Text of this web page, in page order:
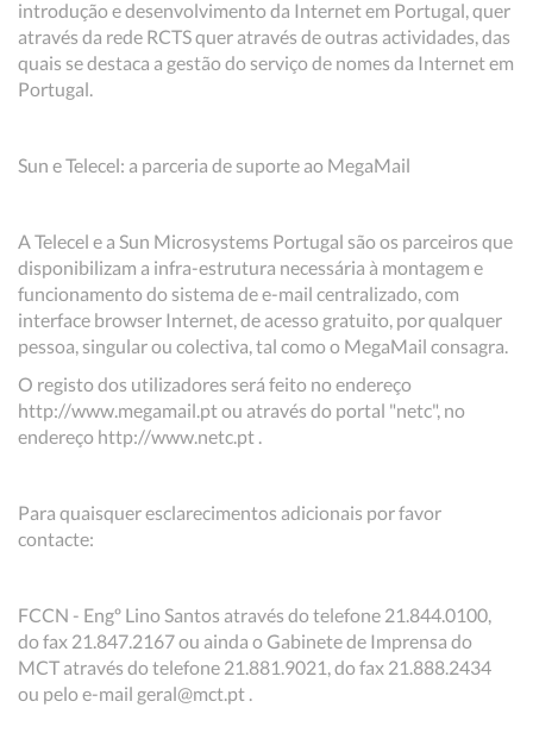
introdução e desenvolvimento da Internet em Portugal, quer
através da rede RCTS quer através de outras actividades, das
quais se destaca a gestão do serviço de nomes da Internet em
Portugal.
Sun e Telecel: a parceria de suporte ao MegaMail
A Telecel e a Sun Microsystems Portugal são os parceiros que
disponibilizam a infra-estrutura necessária à montagem e
funcionamento do sistema de e-mail centralizado, com
interface browser Internet, de acesso gratuito, por qualquer
pessoa, singular ou colectiva, tal como o MegaMail consagra.
O registo dos utilizadores será feito no endereço
http://www.megamail.pt ou através do portal "netc", no
endereço http://www.netc.pt .
Para quaisquer esclarecimentos adicionais por favor
contacte:
FCCN - Engº Lino Santos através do telefone 21.844.0100,
do fax 21.847.2167 ou ainda o Gabinete de Imprensa do
MCT através do telefone 21.881.9021, do fax 21.888.2434
ou pelo e-mail geral@mct.pt .